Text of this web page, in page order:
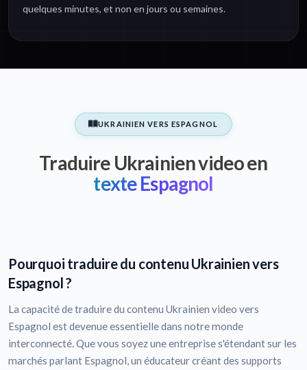
quelques minutes, et non en jours ou semaines.
UKRAINIEN VERS ESPAGNOL
Traduire Ukrainien video en
texte Espagnol
Pourquoi traduire du contenu Ukrainien vers
Espagnol ?
La capacité de traduire du contenu Ukrainien video vers
Espagnol est devenue essentielle dans notre monde
interconnecté. Que vous soyez une entreprise s'étendant sur les
marchés parlant Espagnol, un éducateur créant des supports